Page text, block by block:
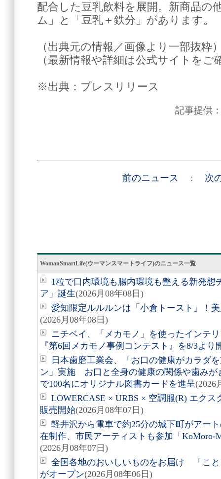
配合した豆乳飲料を展開。新商品の
ム」と「豆乳＋鉄分」があります。
（出典元の情報／画像より一部抜粋
（最新情報や詳細は公式サイトをご
※出典：プレスリリース
記事提供
前のニュース : 次
WomanSmartLife(ウーマンスマートライフ)のニュース一覧
1粒で口内環境も腸内環境も整える新発想
ア」誕生(2026月08年08日)
愛知限定ルルルンは「小倉トースト」！
(2026月08年08日)
ニチベイ、「メカモノ」を使ったインテ
『第6回メカモノ事例コンテスト』を8/3より
日本歯磨工業会、「お口の健康がカラダ
ン」実施 お口と全身の健康の関係や歯みが
で100名にオリジナル図書カードを進呈(2026
LOWERCASE × URBS × 空調服(R) エク
販売開始(2026月08年07日)
軽井沢から電車で約25分の城下町がアー
在制作、市民アーティストも参加「KoMoro-
(2026月08年07日)
全国各地のおいしいものをお届け 「こ
がオープン(2026月08年06日)